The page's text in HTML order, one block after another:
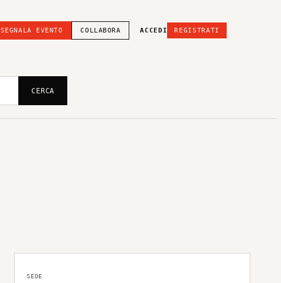
SEGNALA EVENTO COLLABORA ACCEDI REGISTRATI
CERCA
SEDE